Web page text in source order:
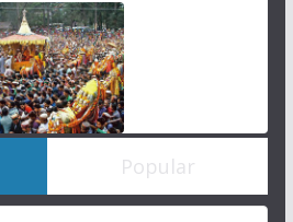
Popular